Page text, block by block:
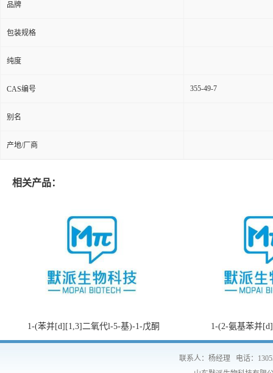
品牌
包装规格
纯度
CAS编号 355-49-7
别名
产地/厂商
相关产品：
1-(苯并[d][1,3]二氧代l-5-基)-1-戊酮 1-(2-氨基苯并
联系人：杨经理 电话：